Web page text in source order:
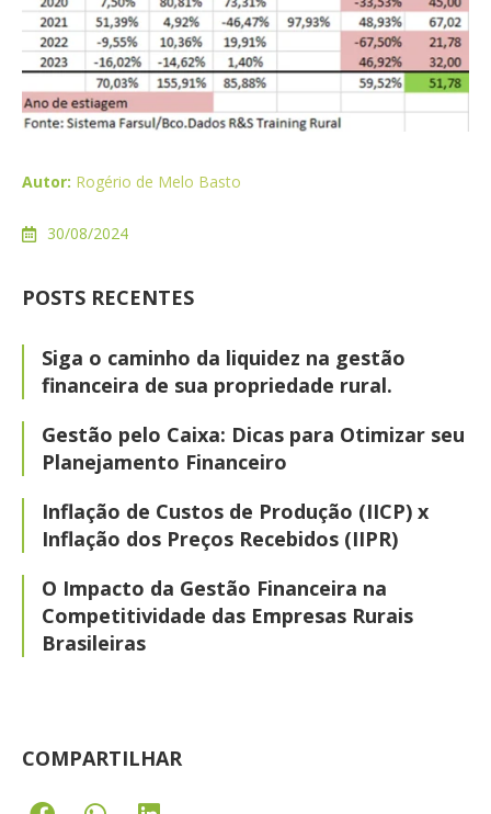
Autor: Rogério de Melo Basto
30/08/2024
POSTS RECENTES
Siga o caminho da liquidez na gestão
financeira de sua propriedade rural.
Gestão pelo Caixa: Dicas para Otimizar seu
Planejamento Financeiro
Inflação de Custos de Produção (IICP) x
Inflação dos Preços Recebidos (IIPR)
O Impacto da Gestão Financeira na
Competitividade das Empresas Rurais
Brasileiras
COMPARTILHAR